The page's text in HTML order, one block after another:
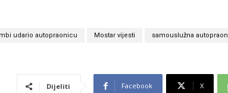
udario autopraonicu Mostar vijesti samouslužna
Dijeliti Facebook X